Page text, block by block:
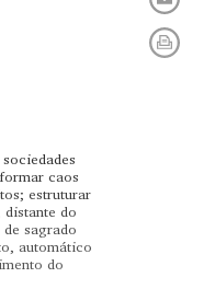
caos
estruturar
do
sagrado
automático
do